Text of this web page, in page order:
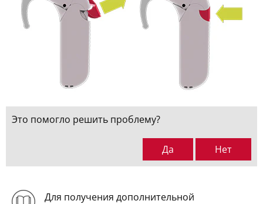
Это помогло решить проблему?
Да Нет
Для получения дополнительной